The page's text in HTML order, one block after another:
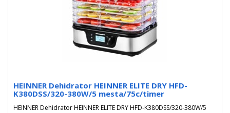
HEINNER Dehidrator HEINNER ELITE DRY HFD-
K380DSS/320-380W/5 mesta/75c/timer
HEINNER Dehidrator HEINNER ELITE DRY HFD-K380DSS/320-380W/5